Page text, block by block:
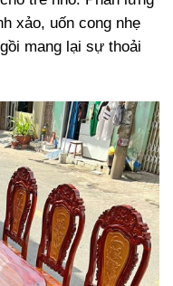
xảo, uốn cong nhẹ
mang lại sự thoải